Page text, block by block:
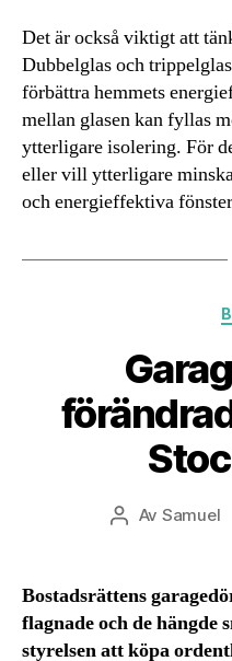
Det är också viktigt att
Dubbelglas och
förbättra hemmets
mellan glasen kan fyllas
ytterligare isolering. För
eller vill ytterligare
och energieffektiva
Av Samuel
Bostadsrättens
flagnade och de hängde
styrelsen att köpa